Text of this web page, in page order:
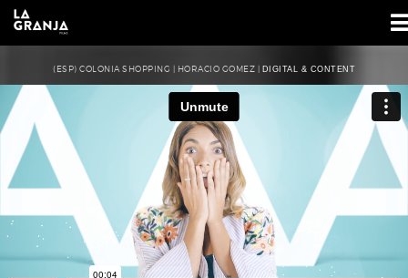
(ESP) COLONIA SHOPPING | HORACIO GOMEZ | DIGITAL & CONTENT